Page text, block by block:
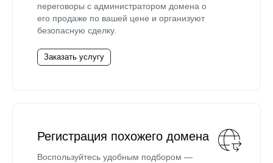
переговоры с администратором домена о
его продаже по вашей цене и организуют
безопасную сделку.
Заказать услугу
Регистрация похожего домена
Воспользуйтесь удобным подбором —